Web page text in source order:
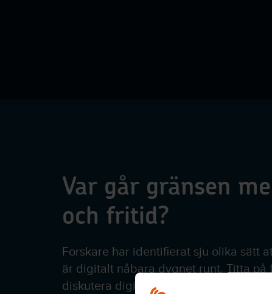
Var går gränsen
och fritid?
Forskare har identifierat sju olika sätt
är digitalt nåbara dygnet runt. Titta på
diskutera digitala